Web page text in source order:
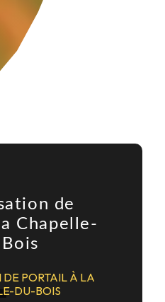
de
Chapelle-
DE PORTAIL À LA
DU-BOIS